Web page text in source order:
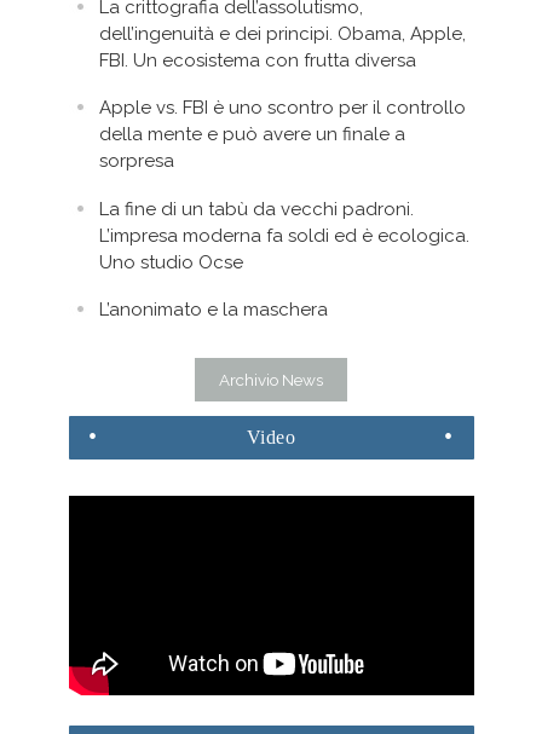
La crittografia dell’assolutismo,
dell’ingenuità e dei principi. Obama, Apple,
FBI. Un ecosistema con frutta diversa
Apple vs. FBI è uno scontro per il controllo
della mente e può avere un finale a
sorpresa
La fine di un tabù da vecchi padroni.
L’impresa moderna fa soldi ed è ecologica.
Uno studio Ocse
L’anonimato e la maschera
Archivio News
Video